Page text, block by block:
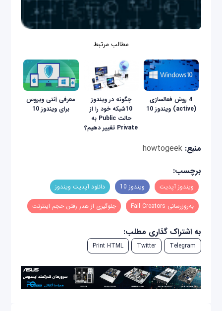
مطالب مرتبط
4 روش فعالسازی
(active) ویندوز 10
چگونه در ویندوز
10شبکه خود را از
حالت Public به
Private تغییر دهیم؟
معرفی آنتی ویروس
برای ویندوز 10
منبع:howtogeek
برچسب:
ویندوز آپدیت ویندوز 10 دانلود آپدیت ویندوز
به‌روزرسانی Fall Creators جلوگیری از هدر رفتن حجم اینترنت
به اشتراک گذاری مطلب:
Telegram
Twitter
Print HTML